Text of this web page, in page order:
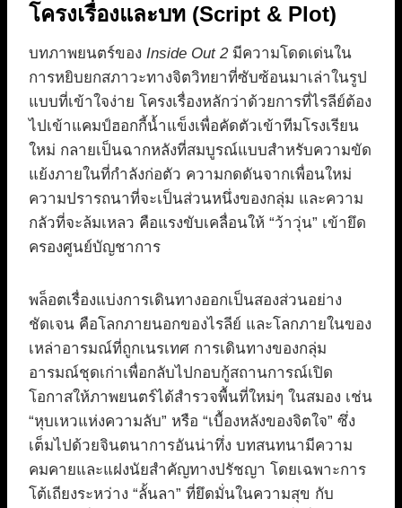
โครงเรื่องและบท (Script & Plot)
บทภาพยนตร์ของ Inside Out 2มีความโดดเด่นใน
การหยิบยกสภาวะทางจิตวิทยาที่ซับซ้อนมาเล่าในรูป
แบบที่เข้าใจง่าย โครงเรื่องหลักว่าด้วยการที่ไรลีย์ต้อง
ไปเข้าแคมป์ฮอกกี้น้ำแข็งเพื่อคัดตัวเข้าทีมโรงเรียน
ใหม่ กลายเป็นฉากหลังที่สมบูรณ์แบบสำหรับความขัด
แย้งภายในที่กำลังก่อตัว ความกดดันจากเพื่อนใหม่
ความปรารถนาที่จะเป็นส่วนหนึ่งของกลุ่ม และความ
กลัวที่จะล้มเหลว คือแรงขับเคลื่อนให้ “ว้าวุ่น” เข้ายึด
ครองศูนย์บัญชาการ
พล็อตเรื่องแบ่งการเดินทางออกเป็นสองส่วนอย่าง
ชัดเจน คือโลกภายนอกของไรลีย์ และโลกภายในของ
เหล่าอารมณ์ที่ถูกเนรเทศ การเดินทางของกลุ่ม
อารมณ์ชุดเก่าเพื่อกลับไปกอบกู้สถานการณ์เปิด
โอกาสให้ภาพยนตร์ได้สำรวจพื้นที่ใหม่ๆ ในสมอง เช่น
“หุบเหวแห่งความลับ” หรือ “เบื้องหลังของจิตใจ” ซึ่ง
เต็มไปด้วยจินตนาการอันน่าทึ่ง บทสนทนามีความ
คมคายและแฝงนัยสำคัญทางปรัชญา โดยเฉพาะการ
โต้เถียงระหว่าง “ลั้นลา” ที่ยึดมั่นในความสุข กับ